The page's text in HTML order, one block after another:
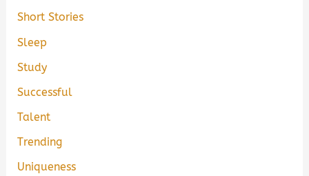
Short Stories
Sleep
Study
Successful
Talent
Trending
Uniqueness